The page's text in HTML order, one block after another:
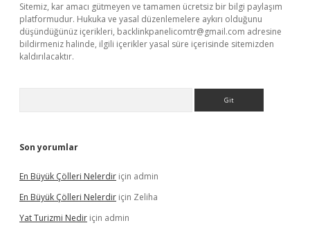
Sitemiz, kar amacı gütmeyen ve tamamen ücretsiz bir bilgi paylaşım
platformudur. Hukuka ve yasal düzenlemelere aykırı olduğunu
düşündüğünüz içerikleri, backlinkpanelicomtr@gmail.com adresine
bildirmeniz halinde, ilgili içerikler yasal süre içerisinde sitemizden
kaldırılacaktır.
Son yorumlar
En Büyük Çölleri Nelerdir için admin
En Büyük Çölleri Nelerdir için Zeliha
Yat Turizmi Nedir için admin